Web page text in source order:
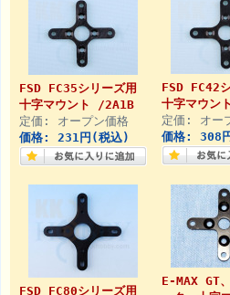
FSD FC35シリーズ用
十字マウント /2A1B
定価: オープン価格
価格: 231円(税込)
FSD FC42
十字マウン
定価: オー
価格: 308
FSD FC80シリーズ用
E-MAX GT